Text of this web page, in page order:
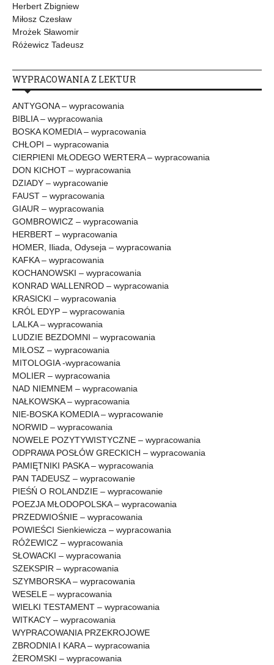
Herbert Zbigniew
Miłosz Czesław
Mrożek Sławomir
Różewicz Tadeusz
WYPRACOWANIA Z LEKTUR
ANTYGONA – wypracowania
BIBLIA – wypracowania
BOSKA KOMEDIA – wypracowania
CHŁOPI – wypracowania
CIERPIENI MŁODEGO WERTERA – wypracowania
DON KICHOT – wypracowania
DZIADY – wypracowanie
FAUST – wypracowania
GIAUR – wypracowania
GOMBROWICZ – wypracowania
HERBERT – wypracowania
HOMER, Iliada, Odyseja – wypracowania
KAFKA – wypracowania
KOCHANOWSKI – wypracowania
KONRAD WALLENROD – wypracowania
KRASICKI – wypracowania
KRÓL EDYP – wypracowania
LALKA – wypracowania
LUDZIE BEZDOMNI – wypracowania
MIŁOSZ – wypracowania
MITOLOGIA -wypracowania
MOLIER – wypracowania
NAD NIEMNEM – wypracowania
NAŁKOWSKA – wypracowania
NIE-BOSKA KOMEDIA – wypracowanie
NORWID – wypracowania
NOWELE POZYTYWISTYCZNE – wypracowania
ODPRAWA POSŁÓW GRECKICH – wypracowania
PAMIĘTNIKI PASKA – wypracowania
PAN TADEUSZ – wypracowanie
PIEŚŃ O ROLANDZIE – wypracowanie
POEZJA MŁODOPOLSKA – wypracowania
PRZEDWIOŚNIE – wypracowania
POWIEŚCI Sienkiewicza – wypracowania
RÓŻEWICZ – wypracowania
SŁOWACKI – wypracowania
SZEKSPIR – wypracowania
SZYMBORSKA – wypracowania
WESELE – wypracowania
WIELKI TESTAMENT – wypracowania
WITKACY – wypracowania
WYPRACOWANIA PRZEKROJOWE
ZBRODNIA I KARA – wypracowania
ŻEROMSKI – wypracowania